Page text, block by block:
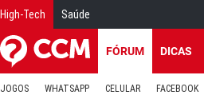
High-Tech Saúde
FÓRUM DICAS
JOGOS WHATSAPP CELULAR FACEBOOK